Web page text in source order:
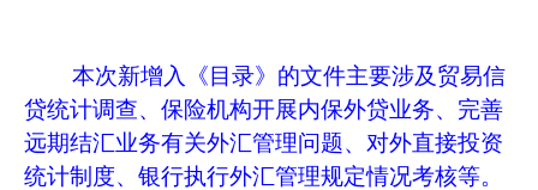
本次新增入《目录》的文件主要涉及贸易信
贷统计调查、保险机构开展内保外贷业务、完善
远期结汇业务有关外汇管理问题、对外直接投资
统计制度、银行执行外汇管理规定情况考核等。